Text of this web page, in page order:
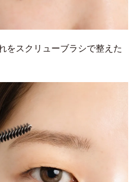
をスクリューブラシで整えた